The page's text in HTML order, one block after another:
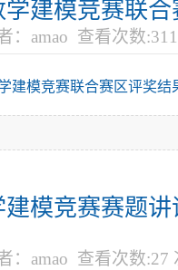
学建模竞赛联
：amao 查看次数
建模竞赛联合赛区评奖结
建模竞赛赛题
：amao 查看次数:27